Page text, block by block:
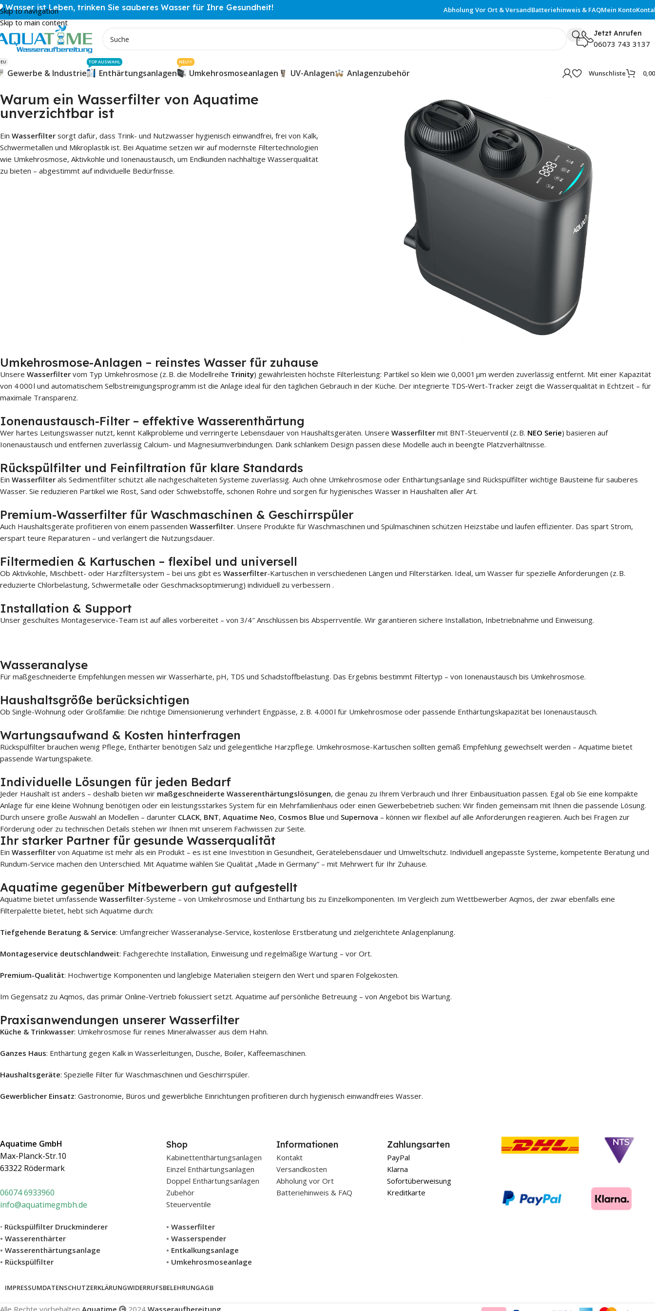
Skip to navigation
Skip to main content
Wasser ist Leben, trinken Sie sauberes Wasser für Ihre Gesundheit! Abholung Vor Ort & VersandBatteriehinweis & FAQMein Konto
Jetzt Anrufen
06073 743 3137
Gewerbe & Industrie
UMKEHROSMOSEANLAGE
ROM REIHE
UMKEHROSMOSEANLAGE
ROS REIHE
Enthärtungsanlagen
TOP AUSWAHL
Aquatime CKM Enthärter
Reihe
Aquatime CKM-16
Aquatime CKM-40
Aquatime CKM-60
Aquatime CKM-100
Aquatime CKM-120
Aquatime BKM Enthärter
Reihe
Aquatime BKM-16
Aquatime BKM-40
Aquatime BKM-60
Aquatime BKM-100
Aquatime BKM-120
Aquatime NEO-40
Wasserenthärter
Aquatime NEO-60
Wasserenthärter
Aquatime NEO-100
Wasserenthärter
Aquatime NEO-120
Wasserenthärter
Aquatime CosmosBlue
Enthärtungsanlage
Premium
Enthärtungsanlage
Umkehrosmoseanlagen
NEU!!!
UV-Anlagen Anlagenzubehör
CLACK
BNT
BNT 1650 F
FLECK
Wunschliste
Warum ein Wasserfilter von Aquatime
unverzichtbar ist
Ein Wasserfilter sorgt dafür, dass Trink- und Nutzwasser hygienisch einwandfrei, frei von Kalk,
Schwermetallen und Mikroplastik ist. Bei Aquatime setzen wir auf modernste Filtertechnologien
wie Umkehrosmose, Aktivkohle und Ionenaustausch, um Endkunden nachhaltige Wasserqualität
zu bieten – abgestimmt auf individuelle Bedürfnisse.
Umkehrosmose-Anlagen – reinstes Wasser für zuhause
Unsere Wasserfilter vom Typ Umkehrosmose (z. B. die Modellreihe Trinity) gewährleisten höchste Filterleistung: Partikel so klein wie 0,0001 µm werden zuverlässig entfernt. Mit einer Kapazität
von 4 000 l und automatischem Selbstreinigungsprogramm ist die Anlage ideal für den täglichen Gebrauch in der Küche. Der integrierte TDS‑Wert-Tracker zeigt die Wasserqualität in Echtzeit – für
maximale Transparenz.
Ionenaustausch-Filter – effektive Wasserenthärtung
Wer hartes Leitungswasser nutzt, kennt Kalkprobleme und verringerte Lebensdauer von Haushaltsgeräten. Unsere Wasserfilter mit BNT-Steuerventil (z. B. NEO Serie) basieren auf
Ionenaustausch und entfernen zuverlässig Calcium- und Magnesiumverbindungen. Dank schlankem Design passen diese Modelle auch in beengte Platzverhältnisse.
Rückspülfilter und Feinfiltration für klare Standards
Ein Wasserfilter als Sedimentfilter schützt alle nachgeschalteten Systeme zuverlässig. Auch ohne Umkehrosmose oder Enthärtungsanlage sind Rückspülfilter wichtige Bausteine für sauberes
Wasser. Sie reduzieren Partikel wie Rost, Sand oder Schwebstoffe, schonen Rohre und sorgen für hygienisches Wasser in Haushalten aller Art.
Premium-Wasserfilter für Waschmaschinen & Geschirrspüler
Auch Haushaltsgeräte profitieren von einem passenden Wasserfilter. Unsere Produkte für Waschmaschinen und Spülmaschinen schützen Heizstäbe und laufen effizienter. Das spart Strom,
erspart teure Reparaturen – und verlängert die Nutzungsdauer.
Filtermedien & Kartuschen – flexibel und universell
Ob Aktivkohle, Mischbett- oder Harzfiltersystem – bei uns gibt es Wasserfilter-Kartuschen in verschiedenen Längen und Filterstärken. Ideal, um Wasser für spezielle Anforderungen (z. B.
reduzierte Chlorbelastung, Schwermetalle oder Geschmacksoptimierung) individuell zu verbessern .
Installation & Support
Unser geschultes Montageservice-Team ist auf alles vorbereitet – von 3/4″ Anschlüssen bis Absperrventile. Wir garantieren sichere Installation, Inbetriebnahme und Einweisung.
Wasseranalyse
Für maßgeschneiderte Empfehlungen messen wir Wasserhärte, pH, TDS und Schadstoffbelastung. Das Ergebnis bestimmt Filtertyp – von Ionenaustausch bis Umkehrosmose.
Haushaltsgröße berücksichtigen
Ob Single-Wohnung oder Großfamilie: Die richtige Dimensionierung verhindert Engpässe, z. B. 4.000 l für Umkehrosmose oder passende Enthärtungskapazität bei Ionenaustausch.
Wartungsaufwand & Kosten hinterfragen
Rückspülfilter brauchen wenig Pflege, Enthärter benötigen Salz und gelegentliche Harzpflege. Umkehrosmose-Kartuschen sollten gemäß Empfehlung gewechselt werden – Aquatime bietet
passende Wartungspakete.
Individuelle Lösungen für jeden Bedarf
Jeder Haushalt ist anders – deshalb bieten wir maßgeschneiderte Wasserenthärtungslösungen, die genau zu Ihrem Verbrauch und Ihrer Einbausituation passen. Egal ob Sie eine kompakte
Anlage für eine kleine Wohnung benötigen oder ein leistungsstarkes System für ein Mehrfamilienhaus oder einen Gewerbebetrieb suchen: Wir finden gemeinsam mit Ihnen die passende Lösung.
Durch unsere große Auswahl an Modellen – darunter CLACK, BNT, Aquatime Neo, Cosmos Blue und Supernova – können wir flexibel auf alle Anforderungen reagieren. Auch bei Fragen zur
Förderung oder zu technischen Details stehen wir Ihnen mit unserem Fachwissen zur Seite.
Ihr starker Partner für gesunde Wasserqualität
Ein Wasserfilter von Aquatime ist mehr als ein Produkt – es ist eine Investition in Gesundheit, Gerätelebensdauer und Umweltschutz. Individuell angepasste Systeme, kompetente Beratung und
Rundum-Service machen den Unterschied. Mit Aquatime wählen Sie Qualität „Made in Germany“ – mit Mehrwert für Ihr Zuhause.
Aquatime gegenüber Mitbewerbern gut aufgestellt
Aquatime bietet umfassende Wasserfilter-Systeme – von Umkehrosmose und Enthärtung bis zu Einzelkomponenten. Im Vergleich zum Wettbewerber Aqmos, der zwar ebenfalls eine
Filterpalette bietet, hebt sich Aquatime durch:
Tiefgehende Beratung & Service: Umfangreicher Wasseranalyse-Service, kostenlose Erstberatung und zielgerichtete Anlagenplanung.
Montageservice deutschlandweit: Fachgerechte Installation, Einweisung und regelmäßige Wartung – vor Ort.
Premium-Qualität: Hochwertige Komponenten und langlebige Materialien steigern den Wert und sparen Folgekosten.
Im Gegensatz zu Aqmos, das primär Online-Vertrieb fokussiert setzt. Aquatime auf persönliche Betreuung – von Angebot bis Wartung.
Praxisanwendungen unserer Wasserfilter
Küche & Trinkwasser: Umkehrosmose für reines Mineralwasser aus dem Hahn.
Ganzes Haus: Enthärtung gegen Kalk in Wasserleitungen, Dusche, Boiler, Kaffeemaschinen.
Haushaltsgeräte: Spezielle Filter für Waschmaschinen und Geschirrspüler.
Gewerblicher Einsatz: Gastronomie, Büros und gewerbliche Einrichtungen profitieren durch hygienisch einwandfreies Wasser.
Aquatime GmbH
Max-Planck-Str.10
63322 Rödermark
06074 6933960
info@aquatimegmbh.de
Shop
Kabinettenthärtungsanlagen
Einzel Enthärtungsanlagen
Doppel Enthärtungsanlagen
Zubehör
Steuerventile
Informationen
Kontakt
Versandkosten
Abholung vor Ort
Batteriehinweis & FAQ
Zahlungsarten
PayPal
Klarna
Sofortüberweisung
Kreditkarte
• Rückspülfilter Druckminderer
• Wasserenthärter
• Wasserenthärtungsanlage
• Rückspülfilter
• Wasserfilter
• Wasserspender
• Entkalkungsanlage
• Umkehrosmoseanlage
IMPRESSUMDATENSCHUTZERKLÄRUNGWIDERRUFSBELEHRUNGAGB
Alle Rechte vorbehalten Aquatime 2024 Wasseraufbereitung